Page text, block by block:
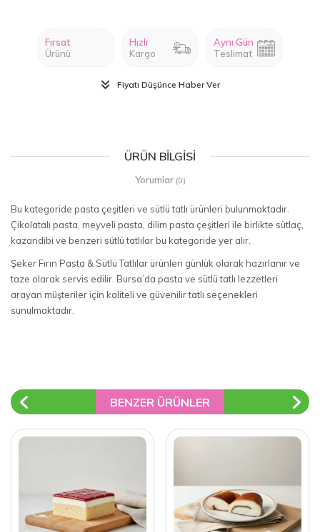
Fırsat
Ürünü
Hızlı
Kargo
Aynı Gün
Teslimat
Fiyatı Düşünce Haber Ver
ÜRÜN BILGISI
Yorumlar (0)
Bu kategoride pasta çeşitleri ve sütlü tatlı ürünleri bulunmaktadır.
Çikolatalı pasta, meyveli pasta, dilim pasta çeşitleri ile birlikte sütlaç,
kazandibi ve benzeri sütlü tatlılar bu kategoride yer alır.
Şeker Fırın Pasta & Sütlü Tatlılar ürünleri günlük olarak hazırlanır ve
taze olarak servis edilir. Bursa’da pasta ve sütlü tatlı lezzetleri
arayan müşteriler için kaliteli ve güvenilir tatlı seçenekleri
sunulmaktadır.
BENZER ÜRÜNLER